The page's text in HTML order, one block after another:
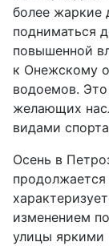
более жаркие
подниматься
повышенной
к Онежскому
водоемов.
желающих
видами
Осень в
изменением
улицы яркими